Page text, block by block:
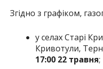
Згідно з графіком,
у селах Старі
Кривотули,
17:00 22 травня;